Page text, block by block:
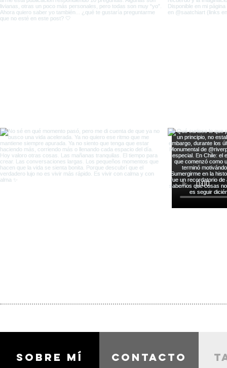
Sobre mí contacto